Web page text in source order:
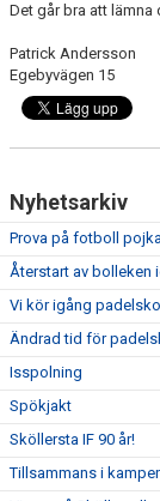
KALENDER
BILDGALLERI
DOKUMENT
SPORTADMIN
Det går bra att lämna
Patrick Andersson
Egebyvägen 15
Nyhetsarkiv
Prova på fotboll
Återstart av bolleken
Vi kör igång
Ändrad tid för
Isspolning
Spökjakt
Sköllersta IF 90 år!
Tillsammans i